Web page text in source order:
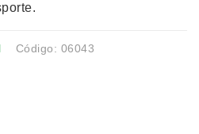
Código: 06043